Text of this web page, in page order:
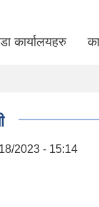
कार्यालयहरु
2023 - 15:14